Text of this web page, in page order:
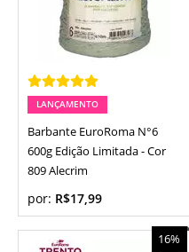
LANÇAMENTO
Barbante EuroRoma N°6
600g Edição Limitada - Cor
809 Alecrim
por: R$17,99
16%